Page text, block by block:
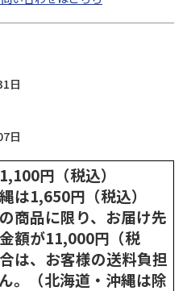
日
日
円（税込）
は1,650円（税込）
の商品に限り、お届け先
額が11,000円（税
は、お客様の送料負担
。（北海道・沖縄は除